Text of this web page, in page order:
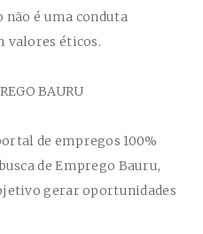
não é uma conduta
valores éticos.
BAURU
de empregos 100%
de Emprego Bauru,
gerar oportunidades